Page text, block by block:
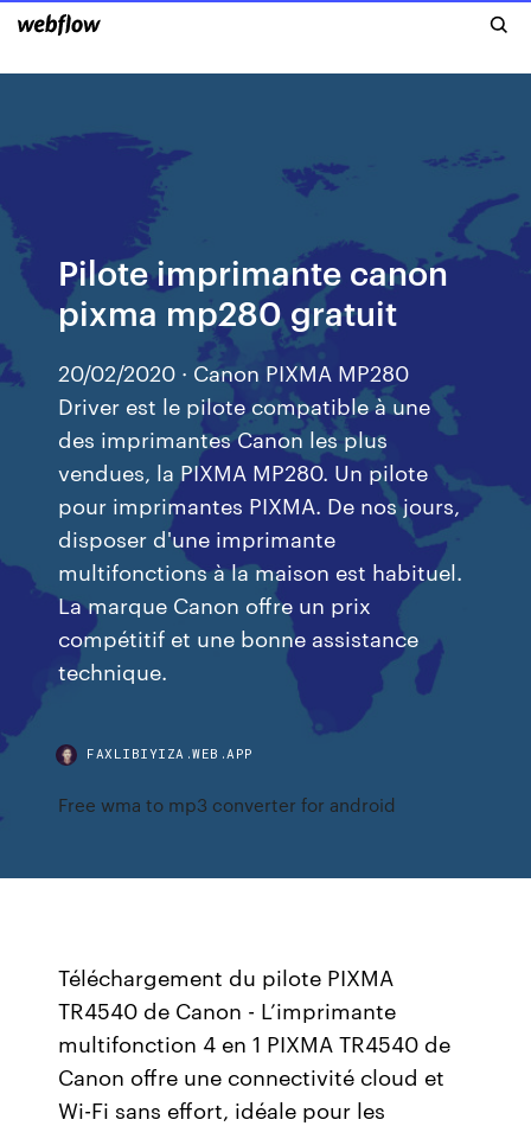
Pilote imprimante canon
pixma mp280 gratuit
20/02/2020 · Canon PIXMA MP280
Driver est le pilote compatible à une
des imprimantes Canon les plus
vendues, la PIXMA MP280. Un pilote
pour imprimantes PIXMA. De nos jours,
disposer d'une imprimante
multifonctions à la maison est habituel.
La marque Canon offre un prix
compétitif et une bonne assistance
technique.
FAXLIBIYIZA.WEB.APP
Free wma to mp3 converter for android
Téléchargement du pilote PIXMA
TR4540 de Canon - L’imprimante
multifonction 4 en 1 PIXMA TR4540 de
Canon offre une connectivité cloud et
Wi-Fi sans effort, idéale pour les